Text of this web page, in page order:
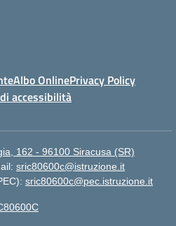
Albo OnlinePrivacy Policy
accessibilità
162 - 96100 Siracusa (SR)
sric80600c@istruzione.it
sric80600c@pec.istruzione.it